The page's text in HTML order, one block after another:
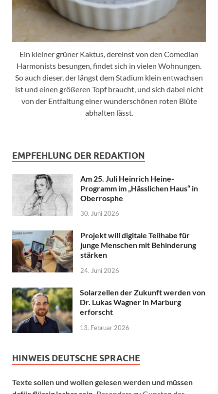
Ein kleiner grüner Kaktus, dereinst von den Comedian
Harmonists besungen, findet sich in vielen Wohnungen.
So auch dieser, der längst dem Stadium klein entwachsen
ist und einen größeren Topf braucht, und sich dabei nicht
von der Entfaltung einer wunderschönen roten Blüte
abhalten lässt.
EMPFEHLUNG DER REDAKTION
Am 25. Juli Heinrich Heine-
Programm im „Hässlichen Haus“ in
Oberrosphe
30. Juni 2026
Projekt will digitale Teilhabe für
junge Menschen mit Behinderung
stärken
24. Juni 2026
Solarzellen der Zukunft werden von
Dr. Lukas Wagner in Marburg
erforscht
13. Februar 2026
HINWEIS DEUTSCHE SPRACHE
Texte sollen und wollen gelesen werden und müssen